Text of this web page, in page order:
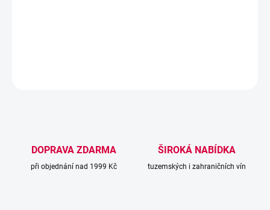
DOPRAVA ZDARMA
při objednání nad 1999 Kč
ŠIROKÁ NABÍDKA
tuzemských i zahraničních vín